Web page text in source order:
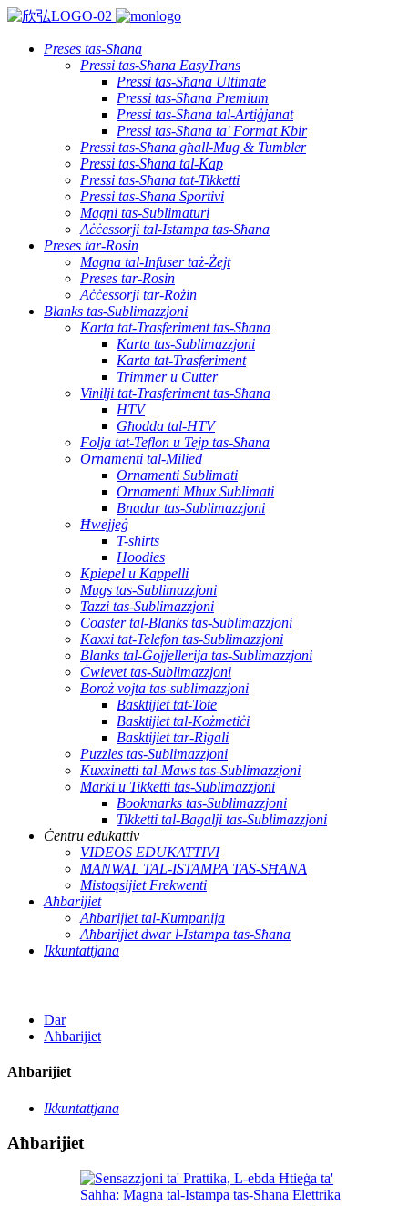
Preses tas-Sħana
Pressi tas-Sħana EasyTrans
Pressi tas-Sħana Ultimate
Pressi tas-Sħana Premium
Pressi tas-Sħana tal-Artiġjanat
Pressi tas-Sħana ta' Format Kbir
Pressi tas-Sħana għall-Mug & Tumbler
Pressi tas-Sħana tal-Kap
Pressi tas-Sħana tat-Tikketti
Pressi tas-Sħana Sportivi
Magni tas-Sublimaturi
Aċċessorji tal-Istampa tas-Sħana
Preses tar-Rosin
Magna tal-Infuser taż-Żejt
Preses tar-Rosin
Aċċessorji tar-Rożin
Blanks tas-Sublimazzjoni
Karta tat-Trasferiment tas-Sħana
Karta tas-Sublimazzjoni
Karta tat-Trasferiment
Trimmer u Cutter
Vinilji tat-Trasferiment tas-Sħana
HTV
Għodda tal-HTV
Folja tat-Teflon u Tejp tas-Sħana
Ornamenti tal-Milied
Ornamenti Sublimati
Ornamenti Mhux Sublimati
Bnadar tas-Sublimazzjoni
Ħwejjeġ
T-shirts
Hoodies
Kpiepel u Kappelli
Mugs tas-Sublimazzjoni
Tazzi tas-Sublimazzjoni
Coaster tal-Blanks tas-Sublimazzjoni
Kaxxi tat-Telefon tas-Sublimazzjoni
Blanks tal-Ġojjellerija tas-Sublimazzjoni
Ċwievet tas-Sublimazzjoni
Boroż vojta tas-sublimazzjoni
Basktijiet tat-Tote
Basktijiet tal-Kożmetiċi
Basktijiet tar-Rigali
Puzzles tas-Sublimazzjoni
Kuxxinetti tal-Maws tas-Sublimazzjoni
Marki u Tikketti tas-Sublimazzjoni
Bookmarks tas-Sublimazzjoni
Tikketti tal-Bagalji tas-Sublimazzjoni
Ċentru edukattiv
VIDEOS EDUKATTIVI
MANWAL TAL-ISTAMPA TAS-SĦANA
Mistoqsijiet Frekwenti
Aħbarijiet
Aħbarijiet tal-Kumpanija
Aħbarijiet dwar l-Istampa tas-Sħana
Ikkuntattjana
Dar
Aħbarijiet
Aħbarijiet
Ikkuntattjana
Aħbarijiet